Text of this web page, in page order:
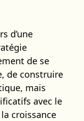
d’une
de se
de construire
mais
avec le
croissance